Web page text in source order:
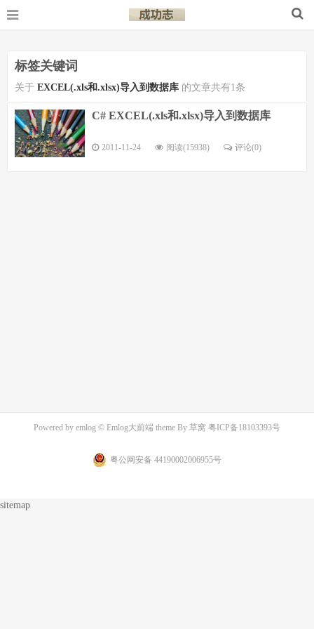
标签关键词
关于 EXCEL(.xls和.xlsx)导入到数据库 的文章共有1条
C# EXCEL(.xls和.xlsx)导入到数据库
2011-11-24 阅读(15938) 评论(0)
Powered by emlog © Emlog大前端 theme By 草窝 粤ICP备18103393号
粤公网安备 44190002006955号
sitemap